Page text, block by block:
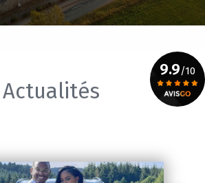
9.9/10
Actualités